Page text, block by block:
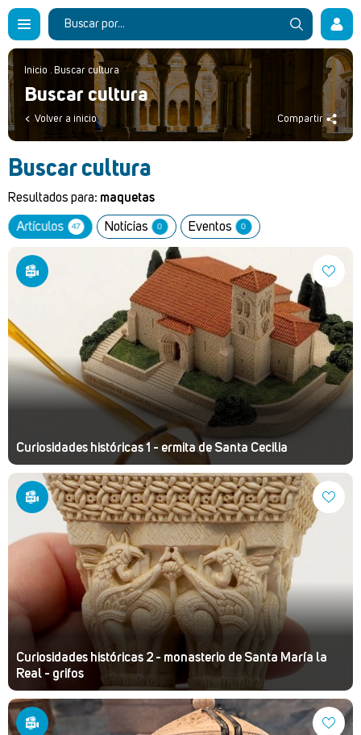
Inicio . Buscar cultura
Buscar cultura
Volver a inicio Compartir
Buscar cultura
Resultados para: maquetas
Artículos 47 Noticias 0 Eventos 0
Curiosidades históricas 1 - ermita de Santa Cecilia
Curiosidades históricas 2 - monasterio de Santa María la
Real - grifos